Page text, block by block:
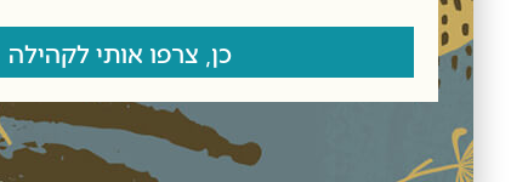
מוצרים קשורים
כן, צרפו אותי לקהילה